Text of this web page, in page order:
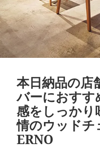
本日納品の
バーにおすす
感をしっかり
情のウッド
ERNO